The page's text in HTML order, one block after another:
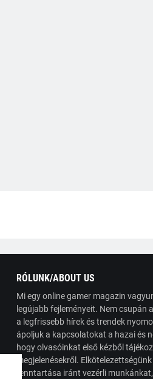
RÓLUNK/ABOUT US
Mi egy online gamer magazin
legújabb fejleményeit. Nem csupán
a legfrissebb hírek és trendek
ápoljuk a kapcsolatokat a hazai és
hogy olvasóinkat első kézből
megjelenésekről.
fenntartása iránt vezérli